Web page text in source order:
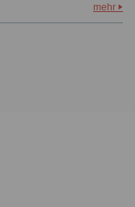
mehr